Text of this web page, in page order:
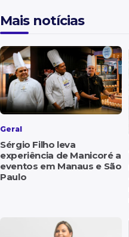
Mais notícias
Geral
Sérgio Filho leva
experiência de Manicoré a
eventos em Manaus e São
Paulo